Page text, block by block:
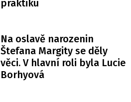
praktiku
Na oslavě narozenin
Štefana Margity se děly
věci. V hlavní roli byla Lucie
Borhyová